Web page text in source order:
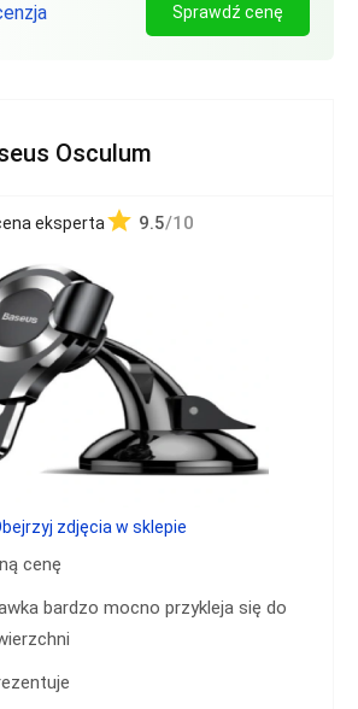
Sprawdź cenę
Osculum
eksperta 9.5/10
cenę
bardzo mocno przykleja się do
zdjęcia w sklepie